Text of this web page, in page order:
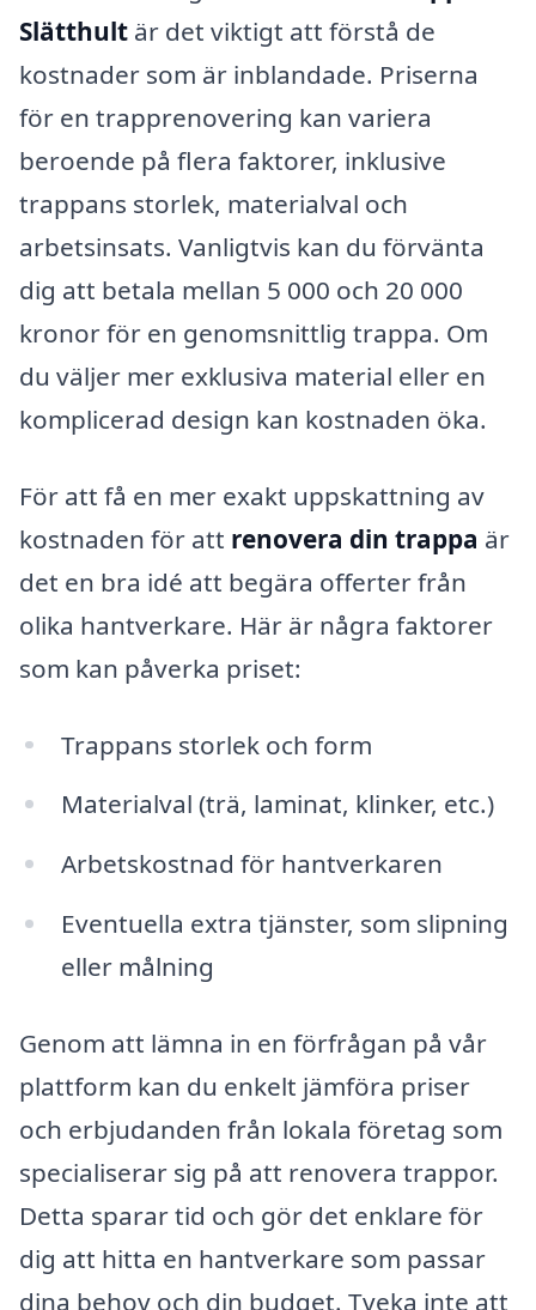
Slätthult är det viktigt att förstå de
kostnader som är inblandade. Priserna
för en trapprenovering kan variera
beroende på flera faktorer, inklusive
trappans storlek, materialval och
arbetsinsats. Vanligtvis kan du förvänta
dig att betala mellan 5 000 och 20 000
kronor för en genomsnittlig trappa. Om
du väljer mer exklusiva material eller en
komplicerad design kan kostnaden öka.
För att få en mer exakt uppskattning av
kostnaden för att renovera din trappa är
det en bra idé att begära offerter från
olika hantverkare. Här är några faktorer
som kan påverka priset:
Trappans storlek och form
Materialval (trä, laminat, klinker, etc.)
Arbetskostnad för hantverkaren
Eventuella extra tjänster, som slipning
eller målning
Genom att lämna in en förfrågan på vår
plattform kan du enkelt jämföra priser
och erbjudanden från lokala företag som
specialiserar sig på att renovera trappor.
Detta sparar tid och gör det enklare för
dig att hitta en hantverkare som passar
dina behov och din budget. Tveka inte att